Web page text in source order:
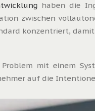
haben die
zwischen
konzentriert,
mit einem
auf die